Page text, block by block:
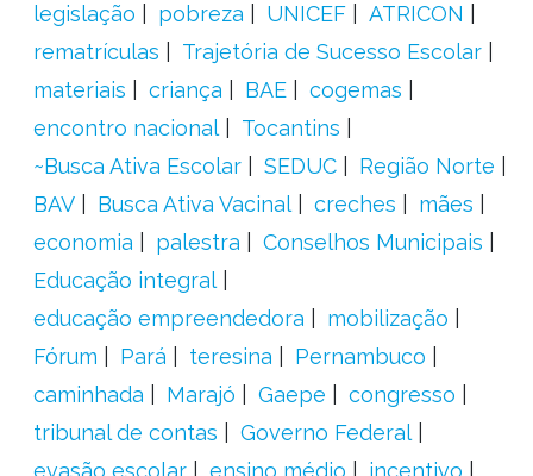
legislação
pobreza UNICEF
ATRICON
rematrículas
Trajetória de Sucesso Escolar
materiais
criança BAE
cogemas
encontro nacional
Tocantins
~Busca Ativa Escolar
SEDUC
Região Norte
BAV
Busca Ativa Vacinal creches
mães
economia
palestra
Conselhos Municipais
Educação integral
educação empreendedora
mobilização
Fórum
Pará teresina
Pernambuco
caminhada
Marajó Gaepe
congresso
tribunal de contas
Governo Federal
evasão escolar
ensino médio incentivo